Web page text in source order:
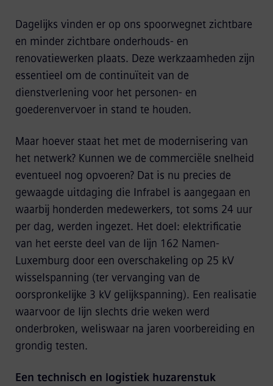
Dagelijks vinden er op ons spoorwegnet zichtbare
en minder zichtbare onderhouds- en
renovatiewerken plaats. Deze werkzaamheden zijn
essentieel om de continuïteit van de
dienstverlening voor het personen- en
goederenvervoer in stand te houden.
Maar hoever staat het met de modernisering van
het netwerk? Kunnen we de commerciële snelheid
eventueel nog opvoeren? Dat is nu precies de
gewaagde uitdaging die Infrabel is aangegaan en
waarbij honderden medewerkers, tot soms 24 uur
per dag, werden ingezet. Het doel: elektrificatie
van het eerste deel van de lijn 162 Namen-
Luxemburg door een overschakeling op 25 kV
wisselspanning (ter vervanging van de
oorspronkelijke 3 kV gelijkspanning). Een realisatie
waarvoor de lijn slechts drie weken werd
onderbroken, weliswaar na jaren voorbereiding en
grondig testen.
Een technisch en logistiek huzarenstuk